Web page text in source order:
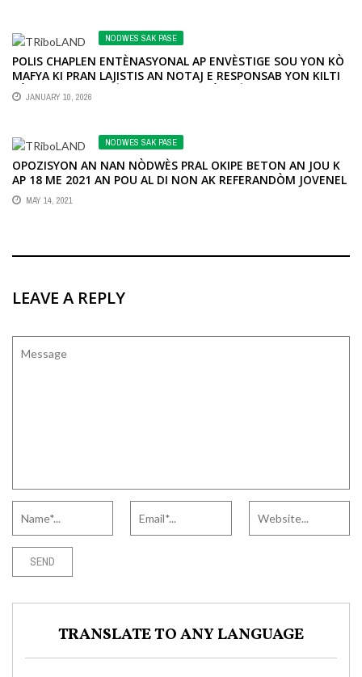
NODWES SAK PASE
POLIS CHAPLEN ENTÈNASYONAL AP ENVÈSTIGE SOU YON KÒ
MAFYA KI PRAN LAJISTIS AN NOTAJ E RESPONSAB YON KILTI
KÒRIPSYON FONSYÈ KWONIK NAN NÒDWÈS PEYI DAYITI.
JANUARY 10, 2026
NODWES SAK PASE
OPOZISYON AN NAN NÒDWÈS PRAL OKIPE BETON AN JOU K
AP 18 ME 2021 AN POU AL DI NON AK REFERANDÒM JOVENEL
MOÏSE LA
MAY 14, 2021
LEAVE A REPLY
TRANSLATE TO ANY LANGUAGE